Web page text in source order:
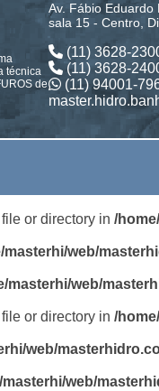
técnica
de
Av. Fábio Eduardo
sala 15 - Centro,
(11) 3628-
(11) 3628-
(11) 94001-
or directory in /
masterhi/web/
masterhi/web/
or directory in /
web/
masterhi/web/